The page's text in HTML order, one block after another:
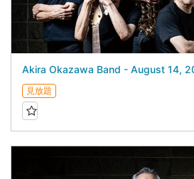
Akira Okazawa Band - August 14,
見放題